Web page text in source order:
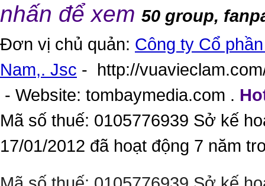
nhấn để xem 50 group,
Đơn vị chủ quản: Công ty Cổ
Nam,. Jsc - http://
- Website: tombaymedia.com .
Mã số thuế: 0105776939 Sở kế
17/01/2012 đã hoạt động 7 năm